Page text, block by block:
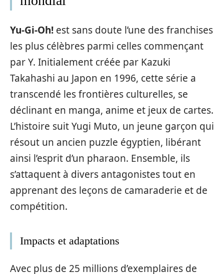
Yu-Gi-Oh! est sans doute l’une des franchises
les plus célèbres parmi celles commençant
par Y. Initialement créée par Kazuki
Takahashi au Japon en 1996, cette série a
transcendé les frontières culturelles, se
déclinant en manga, anime et jeux de cartes.
L’histoire suit Yugi Muto, un jeune garçon qui
résout un ancien puzzle égyptien, libérant
ainsi l’esprit d’un pharaon. Ensemble, ils
s’attaquent à divers antagonistes tout en
apprenant des leçons de camaraderie et de
compétition.
Impacts et adaptations
Avec plus de 25 millions d’exemplaires de